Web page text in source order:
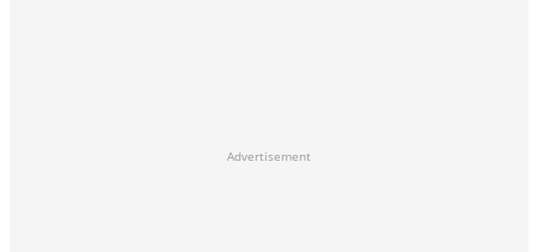
Advertisement